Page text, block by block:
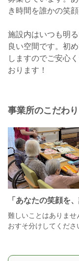
き時間を誰かの笑
施設内はいつも明
良い空間です。初
しますのでご安心
おります！
事業所のこだわり
「あなたの笑顔を
難しいことはありま
おすそ分けしてくださ